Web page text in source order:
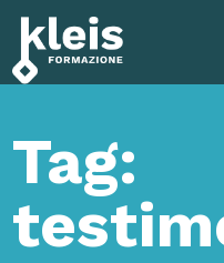
Instagram
Facebook
Tiktok
Tag: